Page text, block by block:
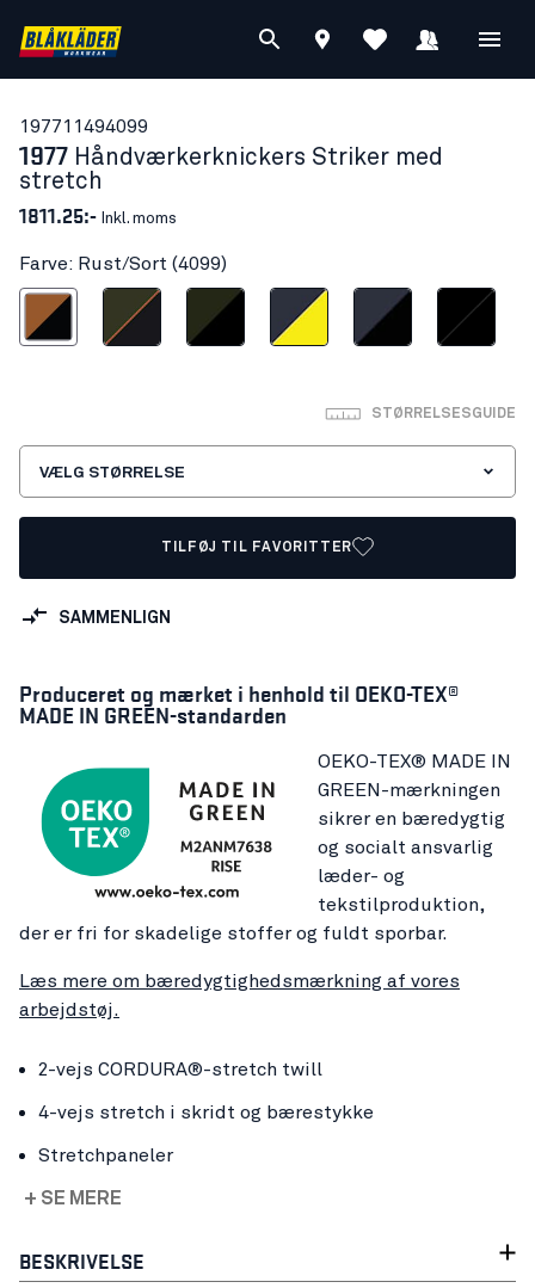
197711494099
1977 Håndværkerknickers Striker med
stretch
1811.25:- Inkl. moms
Farve: Rust/Sort (4099)
Rust/SortSkovgrøn/RustSkovgrøn/Sort
Mørk Marineblå/High Vis Gul
Mørk Marineblå/SortSort/Sort
STØRRELSESGUIDE
VÆLG STØRRELSE
TILFØJ TIL FAVORITTER
SAMMENLIGN
Produceret og mærket i henhold til OEKO-TEX®
MADE IN GREEN-standarden
OEKO-TEX® MADE IN
GREEN-mærkningen
sikrer en bæredygtig
og socialt ansvarlig
læder- og
tekstilproduktion,
der er fri for skadelige stoffer og fuldt sporbar.
Læs mere om bæredygtighedsmærkning af vores
arbejdstøj.
2-vejs CORDURA®-stretch twill
4-vejs stretch i skridt og bærestykke
Stretchpaneler
+ SE MERE
BESKRIVELSE